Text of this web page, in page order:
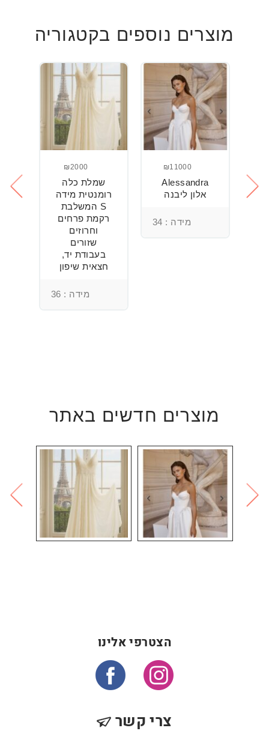
מוצרים נוספים בקטגוריה
₪11000
Alessandra
אלון ליבנה
מידה : 34
₪2000
שמלת כלה
רומנטית מידה
S המשלבת
רקמת פרחים
וחרוזים
שזורים
בעבודת יד,
חצאית שיפון
מידה : 36
מוצרים חדשים באתר
הצטרפי אלינו
צרי קשר